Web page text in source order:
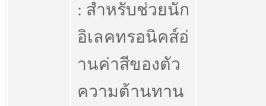
: สำหรับช่วยนัก
อิเลคทรอนิคส์อ่
านค่าสีของตัว
ความต้านทาน